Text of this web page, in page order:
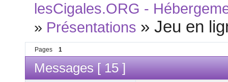
lesCigales.ORG -
» Présentations »Jeu en
Pages 1
Messages [ 15 ]